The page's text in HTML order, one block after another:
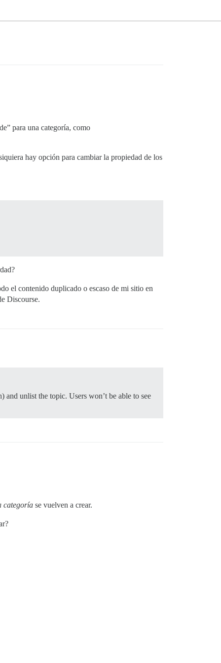
para una categoría, como
hay opción para cambiar la propiedad de los
el contenido duplicado o escaso de mi sitio en
Discourse.
and unlist the topic. Users won’t be able to see
categoría se vuelven a crear.